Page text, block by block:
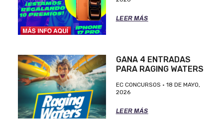
LEER MÁS
GANA 4 ENTRADAS
PARA RAGING WATERS
EC CONCURSOS
18 DE MAYO,
2026
LEER MÁS